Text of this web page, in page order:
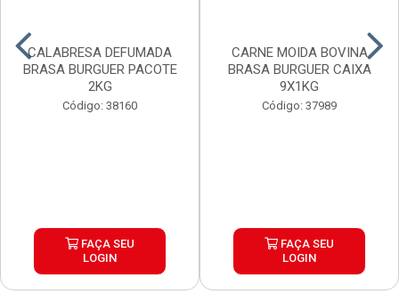
CALABRESA DEFUMADA
BRASA BURGUER PACOTE
2KG
Código: 38160
FAÇA SEU
LOGIN
CARNE MOIDA BOVINA
BRASA BURGUER CAIXA
9X1KG
Código: 37989
FAÇA SEU
LOGIN